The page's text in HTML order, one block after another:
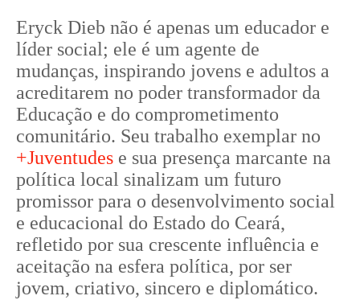
Eryck Dieb não é apenas um educador e
líder social; ele é um agente de
mudanças, inspirando jovens e adultos a
acreditarem no poder transformador da
Educação e do comprometimento
comunitário. Seu trabalho exemplar no
+Juventudes e sua presença marcante na
política local sinalizam um futuro
promissor para o desenvolvimento social
e educacional do Estado do Ceará,
refletido por sua crescente influência e
aceitação na esfera política, por ser
jovem, criativo, sincero e diplomático.